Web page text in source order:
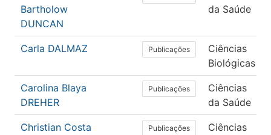
Bartholow
DUNCAN
da Saúde
Carla DALMAZ Publicações
Ciências
Biológicas
Carolina Blaya
DREHER
Publicações
Ciências
da Saúde
Christian Costa
Publicações
Ciências